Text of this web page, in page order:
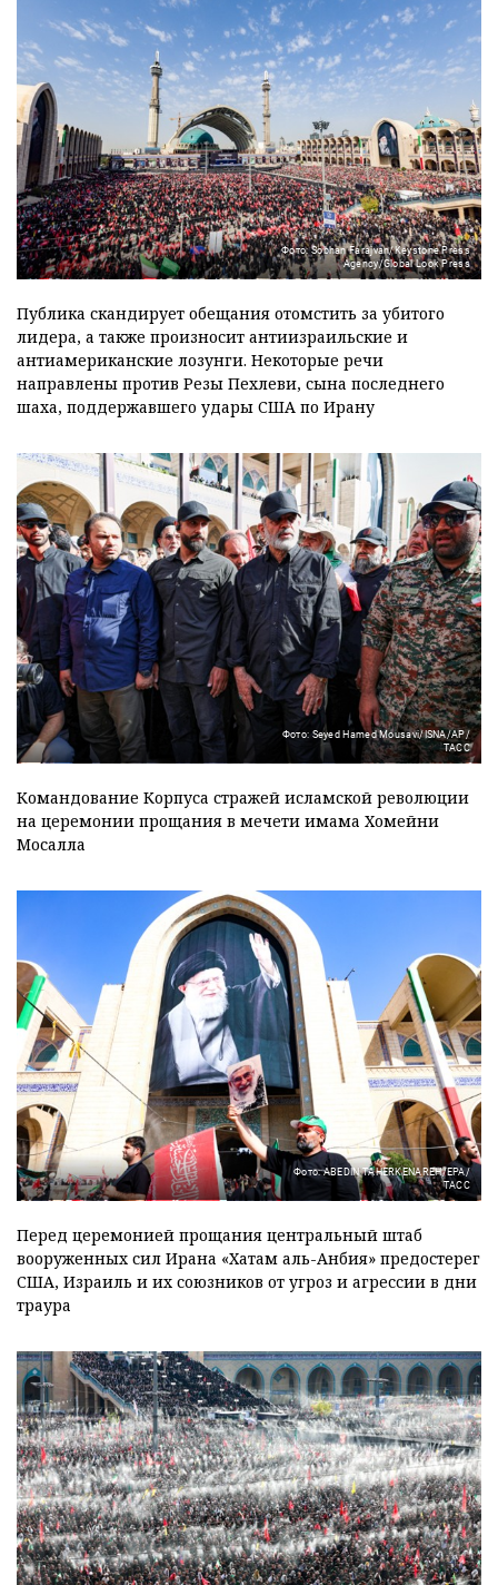
Фото: Sobhan Farajvan/Keystone Press
Agency/Global Look Press
Публика скандирует обещания отомстить за убитого
лидера, а также произносит антиизраильские и
антиамериканские лозунги. Некоторые речи
направлены против Резы Пехлеви, сына последнего
шаха, поддержавшего удары США по Ирану
Фото: Seyed Hamed Mousavi/ISNA/AP/
ТАСС
Командование Корпуса стражей исламской революции
на церемонии прощания в мечети имама Хомейни
Мосалла
Фото: ABEDIN TAHERKENAREH/EPA/
ТАСС
Перед церемонией прощания центральный штаб
вооруженных сил Ирана «Хатам аль-Анбия» предостерег
США, Израиль и их союзников от угроз и агрессии в дни
траура